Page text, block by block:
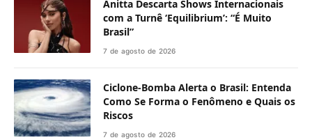
Anitta Descarta Shows Internacionais
com a Turnê ‘Equilibrium’: “É Muito
Brasil”
7 de agosto de 2026
Ciclone-Bomba Alerta o Brasil: Entenda
Como Se Forma o Fenômeno e Quais os
Riscos
7 de agosto de 2026